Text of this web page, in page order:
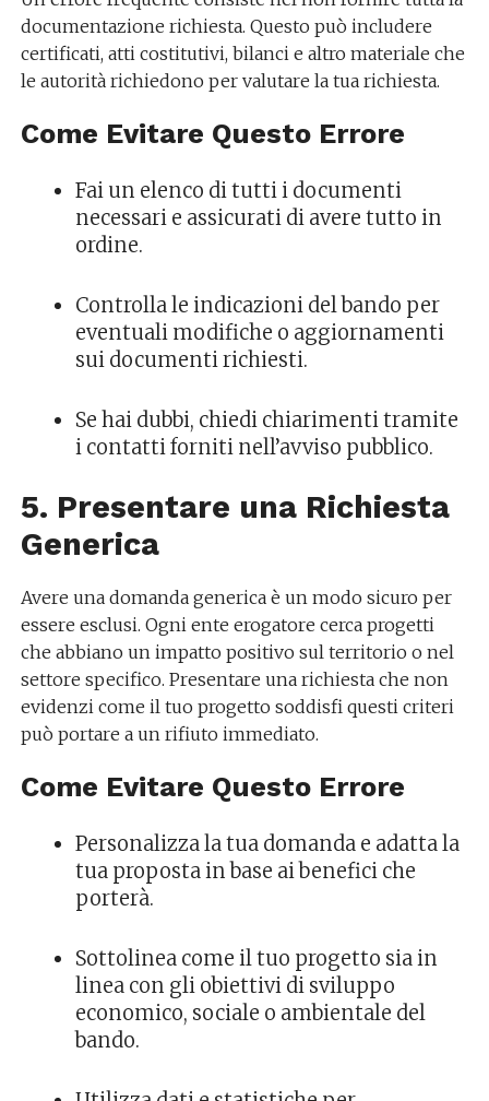
documentazione richiesta. Questo può includere
certificati, atti costitutivi, bilanci e altro materiale che
le autorità richiedono per valutare la tua richiesta.
Come Evitare Questo Errore
Fai un elenco di tutti i documenti
necessari e assicurati di avere tutto in
ordine.
Controlla le indicazioni del bando per
eventuali modifiche o aggiornamenti
sui documenti richiesti.
Se hai dubbi, chiedi chiarimenti tramite
i contatti forniti nell’avviso pubblico.
5. Presentare una Richiesta
Generica
Avere una domanda generica è un modo sicuro per
essere esclusi. Ogni ente erogatore cerca progetti
che abbiano un impatto positivo sul territorio o nel
settore specifico. Presentare una richiesta che non
evidenzi come il tuo progetto soddisfi questi criteri
può portare a un rifiuto immediato.
Come Evitare Questo Errore
Personalizza la tua domanda e adatta la
tua proposta in base ai benefici che
porterà.
Sottolinea come il tuo progetto sia in
linea con gli obiettivi di sviluppo
economico, sociale o ambientale del
bando.